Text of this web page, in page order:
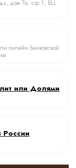
дом 7а, стр.1, БЦ
онлайн Банковской
или Долями
России